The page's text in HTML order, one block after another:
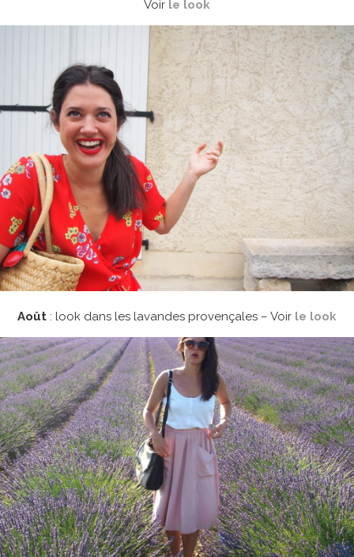
Voir le look
Août : look dans les lavandes provençales – Voir le look